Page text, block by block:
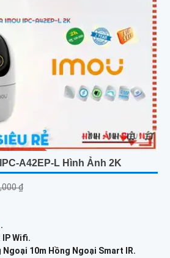
A42EP-L Hình Ảnh 2K
₫
IP Wifi.
Ngoại 10m Hồng Ngoại Smart IR.